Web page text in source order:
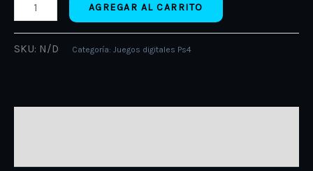
AGREGAR AL CARRITO
SKU: N/D Categoría: Juegos digitales Ps4